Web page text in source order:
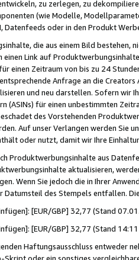
zu zerlegen, zu
(wie Modelle,
Datenfeeds oder in den Produkt
die aus einem Bild bestehen,
einen Link auf
einen Zeitraum von bis zu 24
Anfrage an die
und neu darstellen. Sofern wir
(ASINs) für einen unbestimmten
des Vorstehenden
Auf unser Verlangen werden Sie
oder nutzt, damit wir Ihre
Produktwerbungsinhalte aus
aktualisieren,
Wenn Sie jedoch die in Ihrer
Datumsteil des Stempels entfallen.
[EUR/GBP] 32,77 (Stand
[EUR/GBP] 32,77 (Stand
Haftungsausschluss entweder
Skript oder ein sonstiges